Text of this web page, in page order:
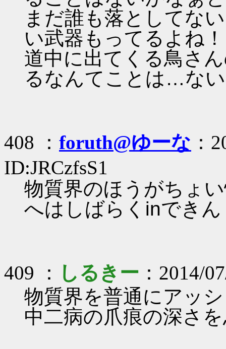
まだ誰も落としてな
い武器もってるよね
道中に出てくる鳥さ
るなんてことは…な
408 ： foruth@ゆーな ：
ID:JRCzfsS1
物質界のほうがちょ
へはしばらくinでき
409 ： しるきー ：2014/
物質界を普通にアッ
中二病の爪痕の深さ